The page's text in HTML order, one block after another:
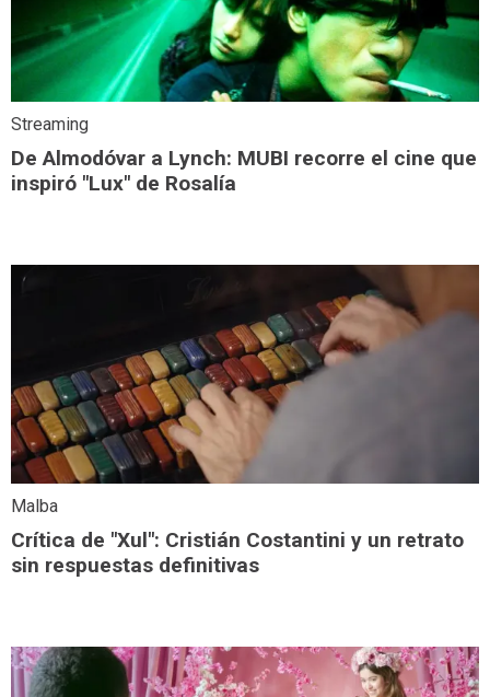
Streaming
De Almodóvar a Lynch: MUBI recorre el cine que
inspiró "Lux" de Rosalía
Malba
Crítica de "Xul": Cristián Costantini y un retrato
sin respuestas definitivas